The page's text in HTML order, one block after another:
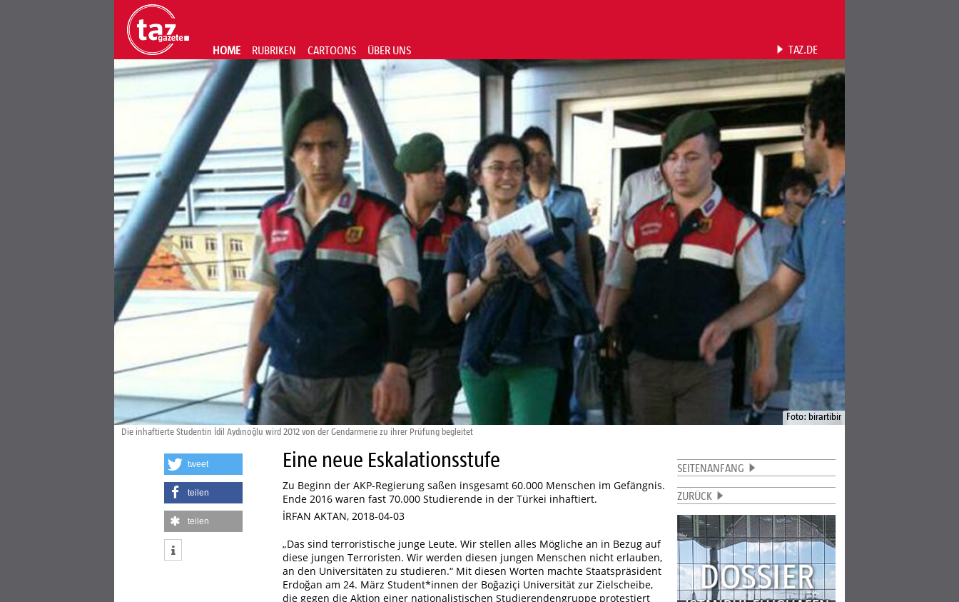
HOME RUBRIKEN CARTOONS ÜBER UNS TAZ.DE
tweet
teilen
teilen
SEITENANFANG
ZURÜCK
Foto: birartibir
Die inhaftierte Studentin İdil Aydınoğlu wird 2012 von der Gendarmerie zu ihrer Prüfung begleitet
Eine neue Eskalationsstufe
Zu Beginn der AKP-Regierung saßen insgesamt 60.000 Menschen im Gefängnis.
Ende 2016 waren fast 70.000 Studierende in der Türkei inhaftiert.
İRFAN AKTAN, 2018-04-03
„Das sind terroristische junge Leute. Wir stellen alles Mögliche an in Bezug auf
diese jungen Terroristen. Wir werden diesen jungen Menschen nicht erlauben,
an den Universitäten zu studieren.“ Mit diesen Worten machte Staatspräsident
Erdoğan am 24. März Student*innen der Boğaziçi Universität zur Zielscheibe,
die gegen die Aktion einer nationalistischen Studierendengruppe protestiert